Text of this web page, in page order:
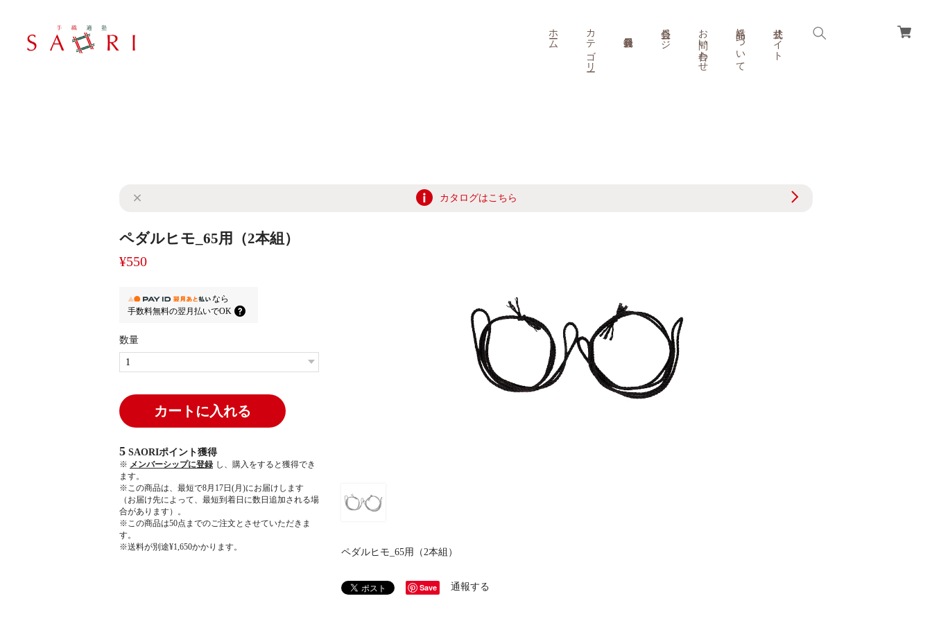
ホーム カテゴリー 会員ページ お問い合わせ 商品について 公式サイト
カタログはこちら
ペダルヒモ_65用（2本組）
¥550
なら
手数料無料の翌月払いでOK
数量
カートに入れる
5 SAORIポイント獲得
※ メンバーシップに登録 し、購入をすると獲得でき
ます。
※この商品は、最短で8月17日(月)にお届けします
（お届け先によって、最短到着日に数日追加される場
合があります）。
※この商品は50点までのご注文とさせていただきま
す。
※送料が別途¥1,650かかります。
ペダルヒモ_65用（2本組）
Save 通報する